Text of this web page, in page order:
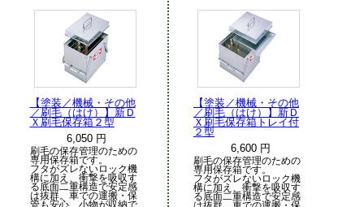
【塗装／機械・その他
／刷毛（はけ）】新Ｄ
Ｘ刷毛保存箱２型
6,050 円
刷毛の保存管理のための
専用保存箱です。
フタがズレないロック機
構に加え、衝撃を吸収す
る底面二重構造で安定感
は抜群。車での運搬・保
管も安心、小物が収納で
【塗装／機械・その他
／刷毛（はけ）】新Ｄ
Ｘ刷毛保存箱トレイ付
２型
6,600 円
刷毛の保存管理のための
専用保存箱です。
フタがズレないロック機
構に加え、衝撃を吸収す
る底面二重構造で安定感